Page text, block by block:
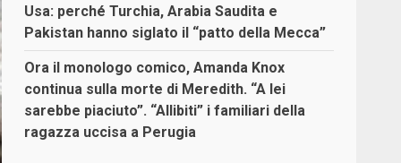
Usa: perché Turchia, Arabia Saudita e
Pakistan hanno siglato il “patto della Mecca”
Ora il monologo comico, Amanda Knox
continua sulla morte di Meredith. “A lei
sarebbe piaciuto”. “Allibiti” i familiari della
ragazza uccisa a Perugia